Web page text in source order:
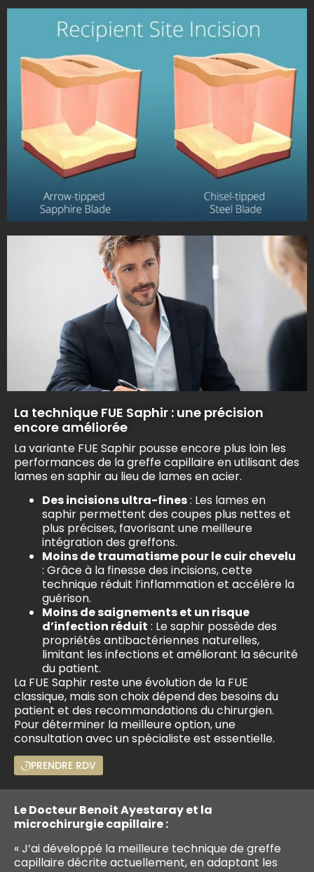
La technique FUE Saphir : une précision
encore améliorée
La variante FUE Saphir pousse encore plus loin les
performances de la greffe capillaire en utilisant des
lames en saphir au lieu de lames en acier.
Des incisions ultra-fines: Les lames en
saphir permettent des coupes plus nettes et
plus précises, favorisant une meilleure
intégration des greffons.
Moins de traumatisme pour le cuir chevelu
: Grâce à la finesse des incisions, cette
technique réduit l’inflammation et accélère la
guérison.
Moins de saignements et un risque
d’infection réduit : Le saphir possède des
propriétés antibactériennes naturelles,
limitant les infections et améliorant la sécurité
du patient.
La FUE Saphir reste une évolution de la FUE
classique, mais son choix dépend des besoins du
patient et des recommandations du chirurgien.
Pour déterminer la meilleure option, une
consultation avec un spécialiste est essentielle.
PRENDRE RDV
Le Docteur Benoit Ayestaray et la
microchirurgie capillaire :
« J’ai développé la meilleure technique de greffe
capillaire décrite actuellement, en adaptant les